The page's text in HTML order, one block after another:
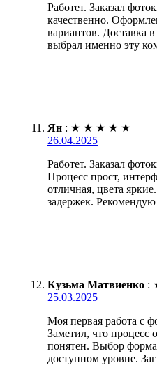
Работет. Заказал
качественно.
вариантов. Доставка
выбрал именно эту
Ян : ★ ★ ★ ★ ★
26.04.2025
Работет. Заказал
Процесс прост,
отличная, цвета
задержек.
Кузьма Матвиенко :
25.03.2025
Моя первая работа с
Заметил, что процесс
понятен. Выбор
доступном уровне.